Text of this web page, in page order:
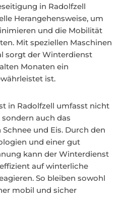
in Radolfzell
Herangehensweise, um
und die Mobilität
Mit speziellen Maschinen
sorgt der Winterdienst
Monaten ein
ist.
in Radolfzell umfasst nicht
sondern auch das
und Eis. Durch den
und einer gut
kann der Winterdienst
auf winterliche
So bleiben sowohl
mobil und sicher